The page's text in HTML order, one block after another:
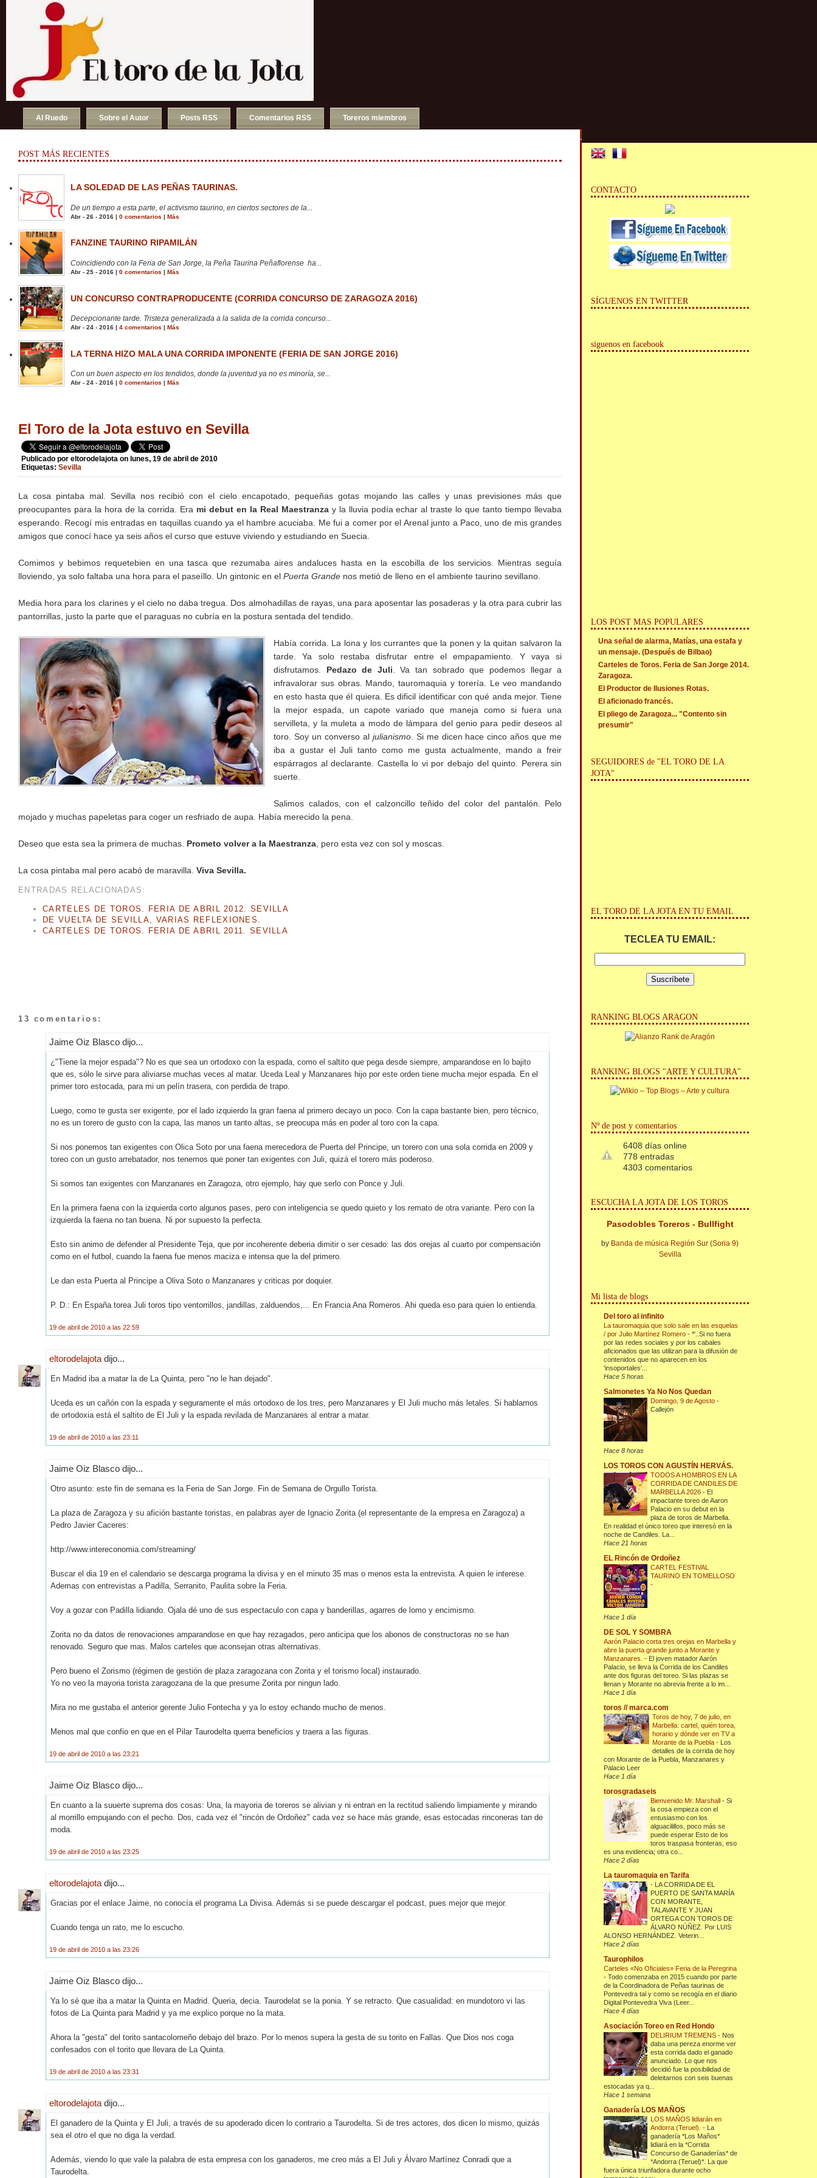
Al Ruedo Sobre el Autor Posts RSS Comentarios RSS Toreros miembros
POST MÁS RECIENTES
LA SOLEDAD DE LAS PEÑAS TAURINAS.
De un tiempo a esta parte, el activismo taurino, en ciertos sectores de la...
Abr - 26 - 2016 | 0 comentarios | Más
FANZINE TAURINO RIPAMILÁN
Coincidiendo con la Feria de San Jorge, la Peña Taurina Peñaflorense ha...
Abr - 25 - 2016 | 0 comentarios | Más
UN CONCURSO CONTRAPRODUCENTE (CORRIDA CONCURSO DE ZARAGOZA 2016)
Decepcionante tarde. Tristeza generalizada a la salida de la corrida concurso...
Abr - 24 - 2016 | 4 comentarios | Más
LA TERNA HIZO MALA UNA CORRIDA IMPONENTE (FERIA DE SAN JORGE 2016)
Con un buen aspecto en los tendidos, donde la juventud ya no es minoría, se...
Abr - 24 - 2016 | 0 comentarios Más
El Toro de la Jota estuvo en Sevilla
Publicado por eltorodelajota on lunes, 19 de abril de 2010
Etiquetas: Sevilla
La cosa pintaba mal. Sevilla nos recibió con el cielo encapotado, pequeñas gotas mojando las calles y unas previsiones más que
preocupantes para la hora de la corrida. Era mi debut en la Real Maestranzay la lluvia podía echar al traste lo que tanto tiempo llevaba
esperando. Recogí mis entradas en taquillas cuando ya el hambre acuciaba. Me fui a comer por el Arenal junto a Paco, uno de mis grandes
amigos que conocí hace ya seis años el curso que estuve viviendo y estudiando en Suecia.
Comimos y bebimos requetebien en una tasca que rezumaba aires andaluces hasta en la escobilla de los servicios. Mientras seguía
lloviendo, ya solo faltaba una hora para el paseíllo. Un gintonic en el Puerta Grande nos metió de lleno en el ambiente taurino sevillano.
Media hora para los clarines y el cielo no daba tregua. Dos almohadillas de rayas, una para aposentar las posaderas y la otra para cubrir las
pantorrillas, justo la parte que el paraguas no cubría en la postura sentada del tendido.
Había corrida. La lona y los currantes que la ponen y la quitan salvaron la
tarde. Ya solo restaba disfrutar entre el empapamiento. Y vaya si
disfrutamos. Pedazo de Juli . Va tan sobrado que podemos llegar a
infravalorar sus obras. Mando, tauromaquia y torería. Le veo mandando
en esto hasta que él quiera. Es dificil identificar con qué anda mejor. Tiene
la mejor espada, un capote variado que maneja como si fuera una
servilleta, y la muleta a modo de lámpara del genio para pedir deseos al
toro. Soy un converso al julianismo. Si me dicen hace cinco años que me
iba a gustar el Juli tanto como me gusta actualmente, mando a freir
espárragos al declarante. Castella lo vi por debajo del quinto. Perera sin
suerte.
Salimos calados, con el calzoncillo teñido del color del pantalón. Pelo
mojado y muchas papeletas para coger un resfriado de aupa. Había merecido la pena.
Deseo que esta sea la primera de muchas. Prometo volver a la Maestranza , pero esta vez con sol y moscas.
La cosa pintaba mal pero acabó de maravilla. Viva Sevilla.
ENTRADAS RELACIONADAS:
CARTELES DE TOROS. FERIA DE ABRIL 2012. SEVILLA
DE VUELTA DE SEVILLA, VARIAS REFLEXIONES.
CARTELES DE TOROS. FERIA DE ABRIL 2011. SEVILLA
13 comentarios:
Jaime Oiz Blasco dijo...
¿"Tiene la mejor espada"? No es que sea un ortodoxo con la espada, como el saltito que pega desde siempre, amparandose en lo bajito
que es, sólo le sirve para aliviarse muchas veces al matar. Uceda Leal y Manzanares hijo por este orden tiene mucha mejor espada. En el
primer toro estocada, para mi un pelín trasera, con perdida de trapo.
Luego, como te gusta ser exigente, por el lado izquierdo la gran faena al primero decayo un poco. Con la capa bastante bien, pero técnico,
no es un torero de gusto con la capa, las manos un tanto altas, se preocupa más en poder al toro con la capa.
Si nos ponemos tan exigentes con Olica Soto por una faena merecedora de Puerta del Principe, un torero con una sola corrida en 2009 y
toreo con un gusto arrebatador, nos tenemos que poner tan exigentes con Juli, quizá el torero más poderoso.
Si somos tan exigentes con Manzanares en Zaragoza, otro ejemplo, hay que serlo con Ponce y Juli.
En la primera faena con la izquierda corto algunos pases, pero con inteligencia se quedo quieto y los remato de otra variante. Pero con la
izquierda la faena no tan buena. Ni por supuesto la perfecta.
Esto sin animo de defender al Presidente Teja, que por incoherente deberia dimitir o ser cesado: las dos orejas al cuarto por compensación
como en el futbol, cuando la faena fue menos maciza e intensa que la del primero.
Le dan esta Puerta al Principe a Oliva Soto o Manzanares y criticas por doquier.
P. D.: En España torea Juli toros tipo ventorrillos, jandillas, zalduendos,... En Francia Ana Romeros. Ahi queda eso para quien lo entienda.
19 de abril de 2010 a las 22:59
eltorodelajota dijo...
En Madrid iba a matar la de La Quinta, pero "no le han dejado".
Uceda es un cañón con la espada y seguramente el más ortodoxo de los tres, pero Manzanares y El Juli mucho más letales. Si hablamos
de ortodoxia está el saltito de El Juli y la espada revilada de Manzanares al entrar a matar.
19 de abril de 2010 a las 23:11
Jaime Oiz Blasco dijo...
Otro asunto: este fin de semana es la Feria de San Jorge. Fin de Semana de Orgullo Torista.
La plaza de Zaragoza y su afición bastante toristas, en palabras ayer de Ignacio Zorita (el representante de la empresa en Zaragoza) a
Pedro Javier Caceres:
http://www.intereconomia.com/streaming/
Buscar el dia 19 en el calendario se descarga programa la divisa y en el minuto 35 mas o menos esta la entrevista. A quien le interese.
Ademas con entrevistas a Padilla, Serranito, Paulita sobre la Feria.
Voy a gozar con Padilla lidiando. Ojala dé uno de sus espectaculo con capa y banderillas, agarres de lomo y encimismo.
Zorita no da datos de renovaciones amparandose en que hay rezagados, pero anticipa que los abonos de constructoras no se han
renovado. Seguro que mas. Malos carteles que aconsejan otras alternativas.
Pero bueno el Zorismo (régimen de gestión de plaza zaragozana con Zorita y el torismo local) instaurado.
Yo no veo la mayoria torista zaragozana de la que presume Zorita por ningun lado.
Mira no me gustaba el anterior gerente Julio Fontecha y ya lo estoy echando mucho de menos.
Menos mal que confio en que en el Pilar Taurodelta querra beneficios y traera a las figuras.
19 de abril de 2010 a las 23:21
Jaime Oiz Blasco dijo...
En cuanto a la suuerte suprema dos cosas: Una, la mayoria de toreros se alivian y ni entran en la rectitud saliendo limpiamente y mirando
al morrillo empujando con el pecho. Dos, cada vez el "rincón de Ordoñez" cada vez se hace más grande, esas estocadas rinconeras tan de
moda.
19 de abril de 2010 a las 23:25
eltorodelajota dijo...
Gracias por el enlace Jaime, no conocía el programa La Divisa. Además si se puede descargar el podcast, pues mejor que mejor.
Cuando tenga un rato, me lo escucho.
19 de abril de 2010 a las 23:26
Jaime Oiz Blasco dijo...
Ya lo sé que iba a matar la Quinta en Madrid. Queria, decia. Taurodelat se la ponia. Y se retracto. Que casualidad: en mundotoro vi las
fotos de La Quinta para Madrid y ya me explico porque no la mata.
Ahora la "gesta" del torito santacolomeño debajo del brazo. Por lo menos supera la gesta de su torito en Fallas. Que Dios nos coga
confesados con el torito que llevara de La Quinta.
19 de abril de 2010 a las 23:31
eltorodelajota dijo...
El ganadero de la Quinta y El Juli, a través de su apoderado dicen lo contrario a Taurodelta. Si de tres actores, dos dicen lo mismo, quizás
sea el otro el que no diga la verdad.
Además, viendo lo que vale la palabra de esta empresa con los ganaderos, me creo más a El Juli y Álvaro Martínez Conradi que a
Taurodelta.
CONTACTO
SÍGUENOS EN TWITTER
siguenos en facebook
LOS POST MAS POPULARES
Una señal de alarma, Matías, una estafa y
un mensaje. (Después de Bilbao)
Carteles de Toros. Feria de San Jorge 2014.
Zaragoza.
El Productor de Ilusiones Rotas.
El aficionado francés.
El pliego de Zaragoza... "Contento sin
presumir"
SEGUIDORES de "EL TORO DE LA
JOTA"
EL TORO DE LA JOTA EN TU EMAIL
TECLEA TU EMAIL:
RANKING BLOGS ARAGON
RANKING BLOGS "ARTE Y CULTURA"
Nº de post y comentarios
6408 días online
778 entradas
4303 comentarios
ESCUCHA LA JOTA DE LOS TOROS
Pasodobles Toreros - Bullfight
by Banda de música Región Sur (Soria 9)
Sevilla
Mi lista de blogs
Del toro al infinito
La tauromaquia que solo sale en las esquelas
/ por Julio Martínez Romero-*'..Si no fuera
por las redes sociales y por los cabales
aficionados que las utilizan para la difusión de
contenidos que no aparecen en los
'insoportales'...
Hace 5 horas
Salmonetes Ya No Nos Quedan
Domingo, 9 de Agosto-
Callejón
Hace 8 horas
LOS TOROS CON AGUSTÍN HERVÁS.
TODOS A HOMBROS EN LA
CORRIDA DE CANDILES DE
MARBELLA 2026- El
impactante toreo de Aaron
Palacio en su debut en la
plaza de toros de Marbella.
En realidad el único toreo que interesó en la
noche de Candiles. La...
Hace 21 horas
EL Rincón de Ordoñez
CARTEL FESTIVAL
TAURINO EN TOMELLOSO
-
Hace 1 día
DE SOL Y SOMBRA
Aarón Palacio corta tres orejas en Marbella y
abre la puerta grande junto a Morante y
Manzanares.- El joven matador Aarón
Palacio, se lleva la Corrida de los Candiles
ante dos figuras del toreo. Si las plazas se
llenan y Morante no abrevia frente a lo im...
Hace 1 día
toros // marca.com
Toros de hoy, 7 de julio, en
Marbella: cartel, quién torea,
horario y dónde ver en TV a
Morante de la Puebla- Los
detalles de la corrida de hoy
con Morante de la Puebla, Manzanares y
Palacio Leer
Hace 1 día
torosgradaseis
Bienvenido Mr. Marshall-Si
la cosa empieza con el
entusiasmo con los
alguacilillos, poco más se
puede esperar Esto de los
toros traspasa fronteras, eso
es una evidencia; otra co...
Hace 2 días
La tauromaquia en Tarifa
- LA CORRIDA DE EL
PUERTO DE SANTA MARÍA
CON MORANTE,
TALAVANTE Y JUAN
ORTEGA CON TOROS DE
ÁLVARO NÚÑEZ. Por LUIS
ALONSO HERNÁNDEZ. Veterin...
Hace 2 días
Taurophilos
Carteles «No Oficiales» Feria de la Peregrina
-Todo comenzaba en 2015 cuando por parte
de la Coordinadora de Peñas taurinas de
Pontevedra tal y como se recogía en el diario
Digital Pontevedra Viva (Leer...
Hace 4 días
Asociación Toreo en Red Hondo
DELIRIUM TREMENS- Nos
daba una pereza enorme ver
esta corrida dado el ganado
anunciado. Lo que nos
decidió fue la posibilidad de
deleitarnos con seis buenas
estocadas ya q...
Hace 1 semana
Ganadería LOS MAÑOS
LOS MAÑOS lidiarán en
Andorra (Teruel).- La
ganadería *Los Maños*
lidiará en la *Corrida
Concurso de Ganaderías* de
*Andorra (Teruel)*. La que
fuera única triunfadora durante ocho